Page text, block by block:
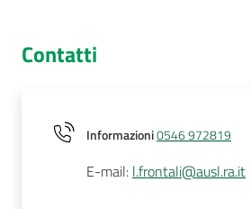
Contatti
Informazioni0546 972819
E-mail: l.frontali@ausl.ra.it